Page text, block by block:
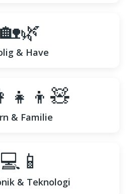
🏡🌿
& Have
& Familie
💻📱
& Teknologi